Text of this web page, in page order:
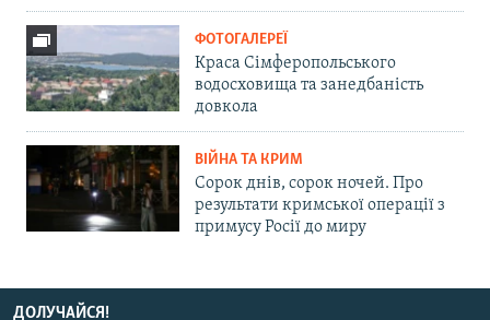
ФОТОГАЛЕРЕЇ
Краса Сімферопольського
водосховища та занедбаність
довкола
ВІЙНА ТА КРИМ
Сорок днів, сорок ночей. Про
результати кримської операції з
примусу Росії до миру
ДОЛУЧАЙСЯ!